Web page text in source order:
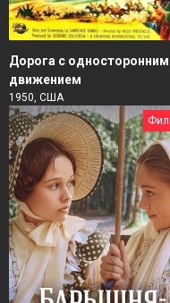
Дорога с односторонним
движением
1950, США